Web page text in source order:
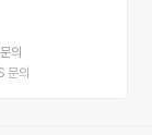
의
문의